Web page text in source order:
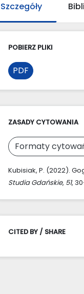
Szczegóły
POBIERZ PLIKI
PDF
ZASADY CYTOWANIA
Formaty
Kubisiak, P. (2022).
Studia Gdańskie, 51,
CITED BY / SHARE